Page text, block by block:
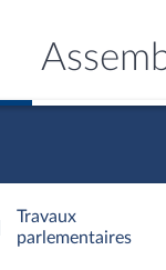
Travaux
parlementaires